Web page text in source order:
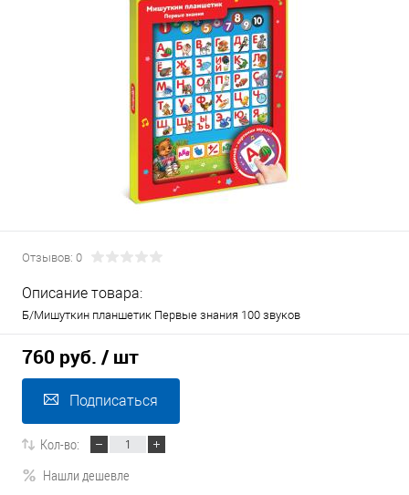
Отзывов: 0
Описание товара:
Б/Мишуткин планшетик Первые знания 100 звуков
760 руб. / шт
Подписаться
Кол-во:
Нашли дешевле